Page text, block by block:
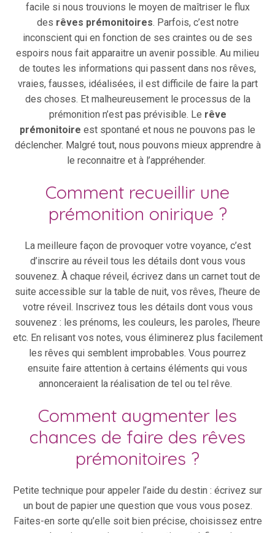
facile si nous trouvions le moyen de maîtriser le flux
des rêves prémonitoires. Parfois, c’est notre
inconscient qui en fonction de ses craintes ou de ses
espoirs nous fait apparaitre un avenir possible. Au milieu
de toutes les informations qui passent dans nos rêves,
vraies, fausses, idéalisées, il est difficile de faire la part
des choses. Et malheureusement le processus de la
prémonition n’est pas prévisible. Le rêve
prémonitoire est spontané et nous ne pouvons pas le
déclencher. Malgré tout, nous pouvons mieux apprendre à
le reconnaitre et à l’appréhender.
Comment recueillir une
prémonition onirique ?
La meilleure façon de provoquer votre voyance, c’est
d’inscrire au réveil tous les détails dont vous vous
souvenez. À chaque réveil, écrivez dans un carnet tout de
suite accessible sur la table de nuit, vos rêves, l’heure de
votre réveil. Inscrivez tous les détails dont vous vous
souvenez : les prénoms, les couleurs, les paroles, l’heure
etc. En relisant vos notes, vous éliminerez plus facilement
les rêves qui semblent improbables. Vous pourrez
ensuite faire attention à certains éléments qui vous
annonceraient la réalisation de tel ou tel rêve.
Comment augmenter les
chances de faire des rêves
prémonitoires ?
Petite technique pour appeler l’aide du destin : écrivez sur
un bout de papier une question que vous vous posez.
Faites-en sorte qu’elle soit bien précise, choisissez entre